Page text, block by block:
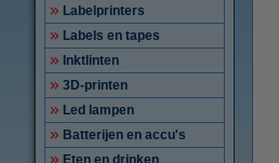
Labelprinters
Labels en tapes
Inktlinten
3D-printen
Led lampen
Batterijen en accu's
Eten en drinken